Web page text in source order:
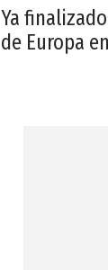
Ya
de Europa